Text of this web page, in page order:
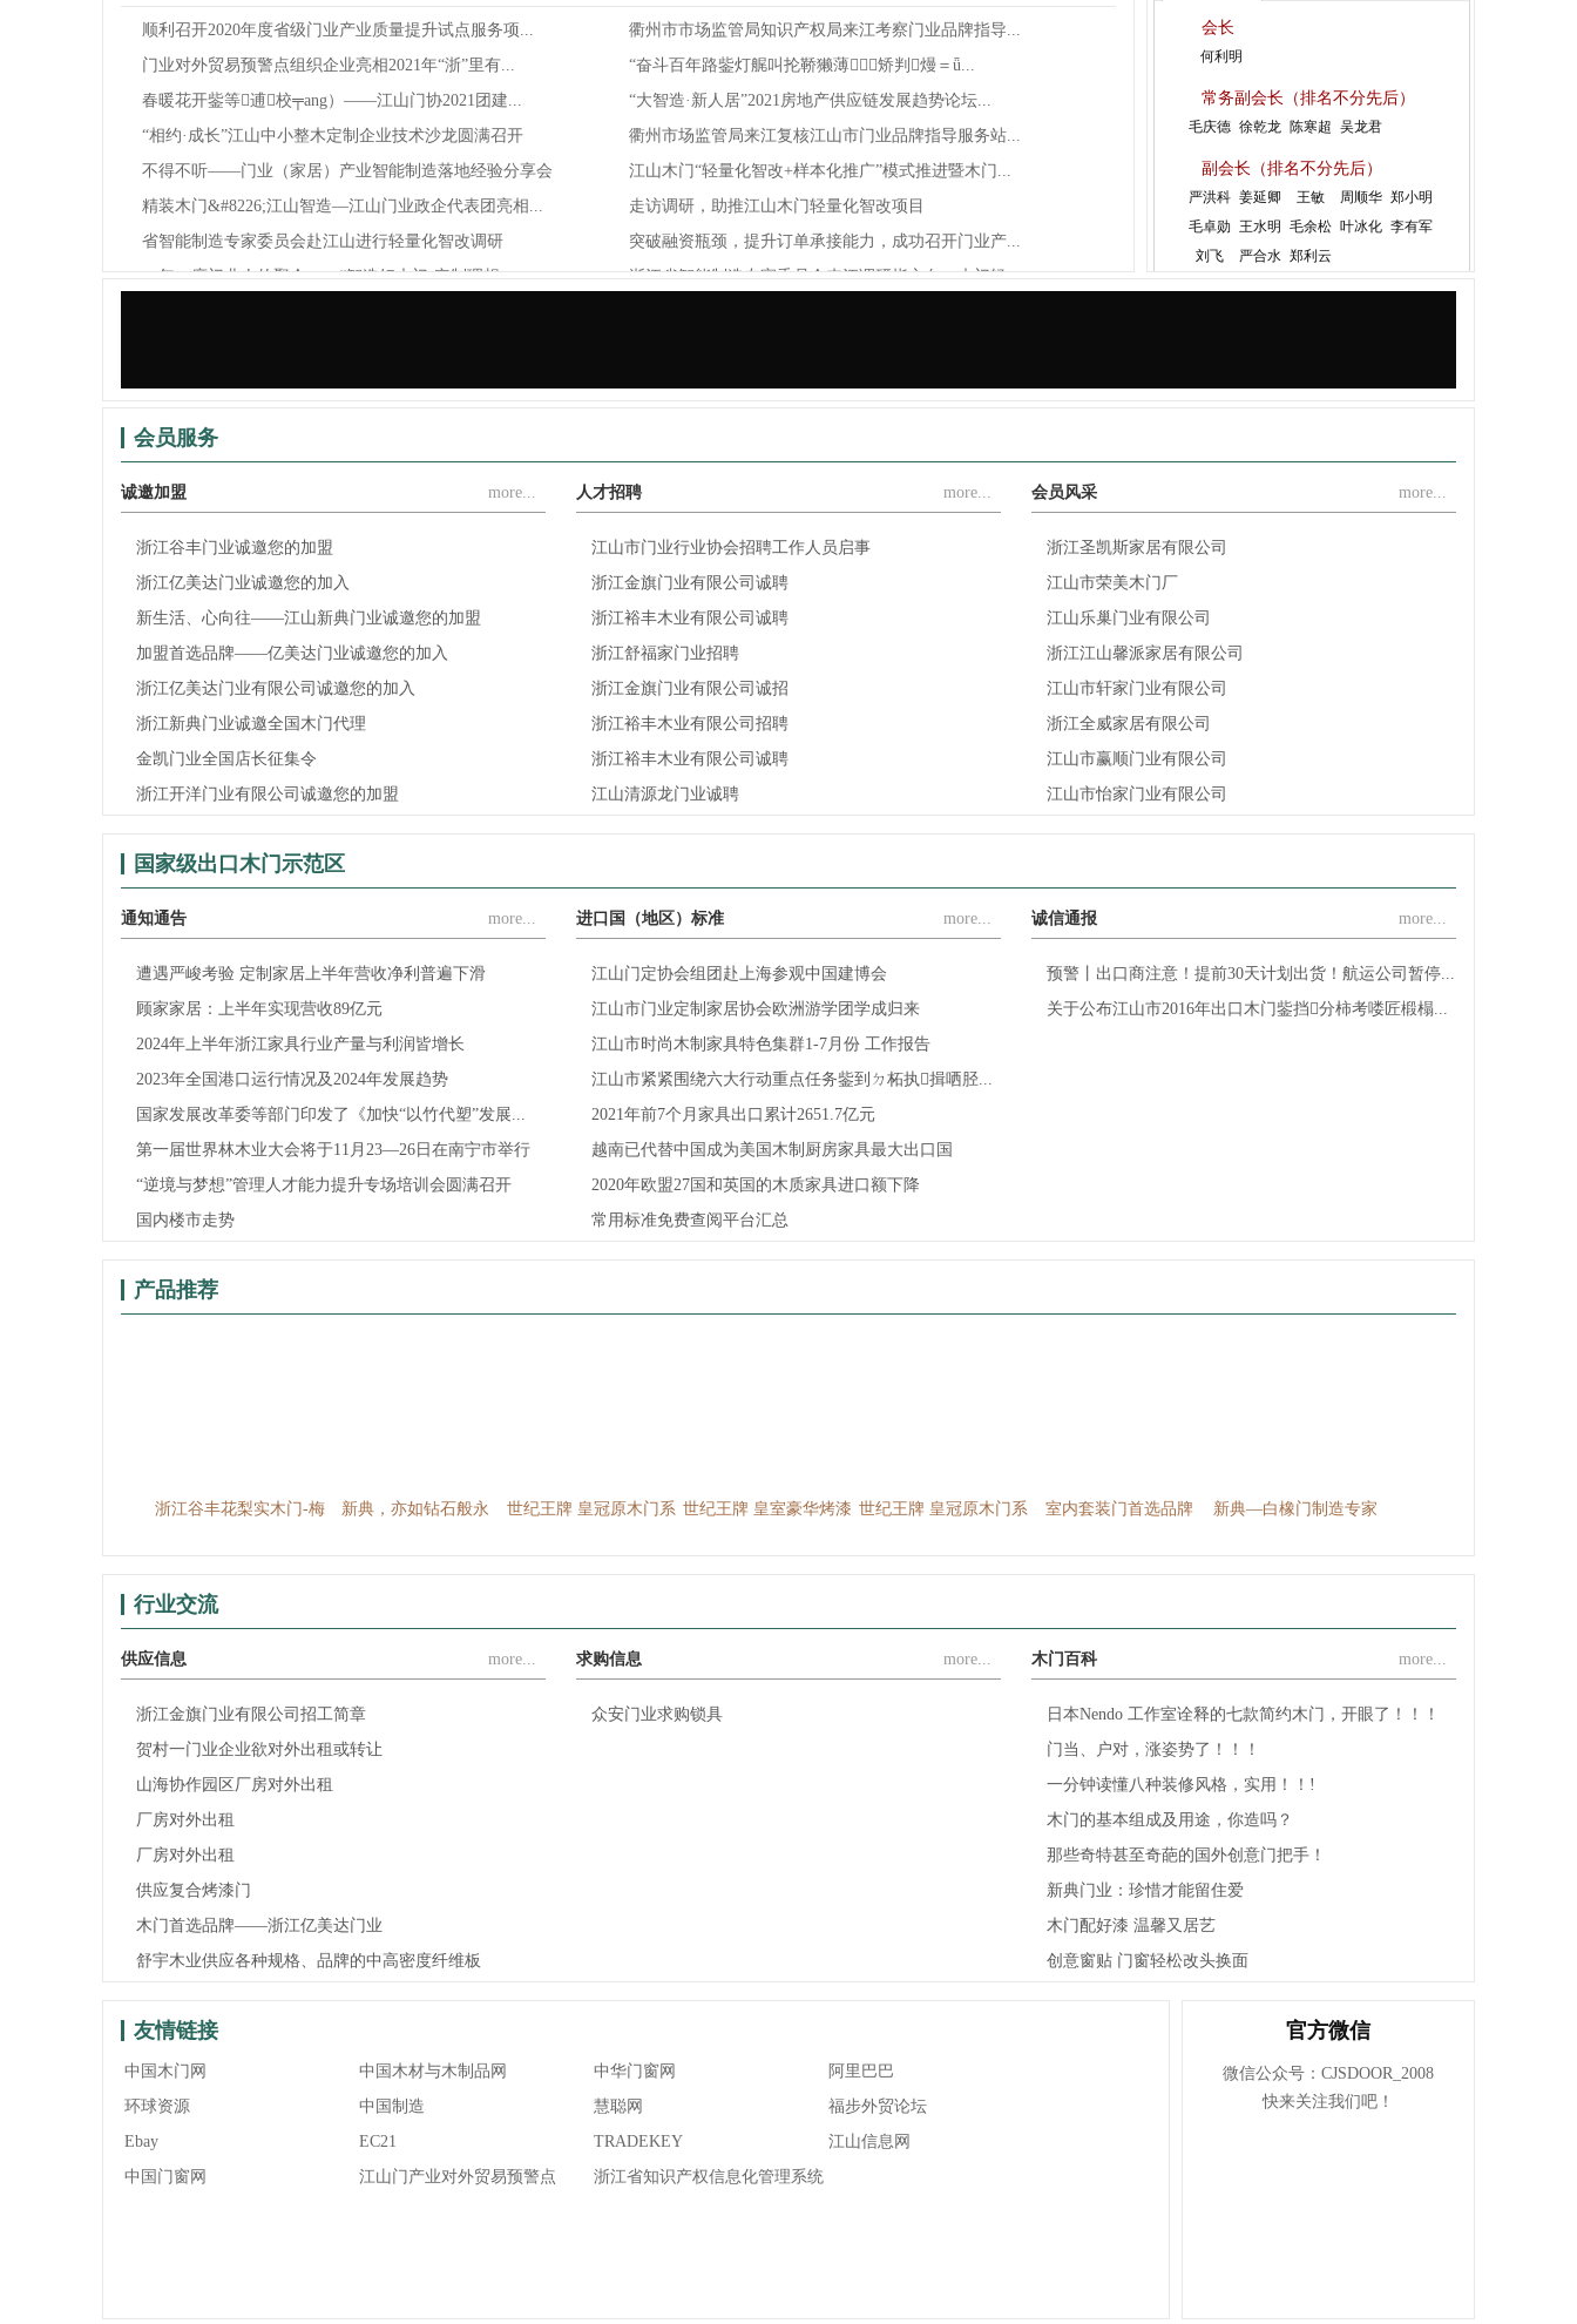
顺利召开2020年度省级门业产业质量提升试点服务项...
衢州市市场监管局知识产权局来江考察门业品牌指导...
门业对外贸易预警点组织企业亮相2021年“浙”里有...
“奋斗百年路鈭灯艉叫抡鞒獭薄矫判熳＝ǖ...
春暖花开鈭等逋校╤ang）——江山门协2021团建...
“大智造·新人居”2021房地产供应链发展趋势论坛...
“相约·成长”江山中小整木定制企业技术沙龙圆满召开
衢州市场监管局来江复核江山市门业品牌指导服务站...
不得不听——门业（家居）产业智能制造落地经验分享会
江山木门“轻量化智改+样本化推广”模式推进暨木门...
精装木门&#8226;江山智造—江山门业政企代表团亮相...
走访调研，助推江山木门轻量化智改项目
省智能制造专家委员会赴江山进行轻量化智改调研
突破融资瓶颈，提升订单承接能力，成功召开门业产...
一年一度门业人的聚会——“智造好木门·定制理想...
浙江省智能制造专家委员会来江调研指方向：木门轻...
会长
何利明
常务副会长（排名不分先后）
毛庆德 徐乾龙 陈寒超 吴龙君
副会长（排名不分先后）
严洪科 姜延卿 王敏 周顺华 郑小明
毛卓勋 王水明 毛余松 叶冰化 李有军
刘飞
严合水 郑利云
会员服务
诚邀加盟 more...
浙江谷丰门业诚邀您的加盟
浙江亿美达门业诚邀您的加入
新生活、心向往——江山新典门业诚邀您的加盟
加盟首选品牌——亿美达门业诚邀您的加入
浙江亿美达门业有限公司诚邀您的加入
浙江新典门业诚邀全国木门代理
金凯门业全国店长征集令
浙江开洋门业有限公司诚邀您的加盟
人才招聘 more...
江山市门业行业协会招聘工作人员启事
浙江金旗门业有限公司诚聘
浙江裕丰木业有限公司诚聘
浙江舒福家门业招聘
浙江金旗门业有限公司诚招
浙江裕丰木业有限公司招聘
浙江裕丰木业有限公司诚聘
江山清源龙门业诚聘
会员风采 more...
浙江清源龙家居有限公司
江山沁园春家居有限公司
江山市金派门业有限公司
江山市嘉启富门业有限公司
江山多美歌门业装饰有限公司
江山百家旺门业有限责任公司
浙江安若家居有限公司
浙江雅迪乐木业有限公司
江山金纳福门业有限公司
浙江圣凯斯家居有限公司
江山市荣美木门厂
江山乐巢门业有限公司
浙江江山馨派家居有限公司
江山市轩家门业有限公司
浙江全威家居有限公司
江山市赢顺门业有限公司
江山市怡家门业有限公司
江山市君瑞门业有限公司
浙江杉迪门业有限公司
江山市众安门业有限公司
浙江欧嘉门业有限公司
江山六六福门业有限公司
浙江江山润安门业有限公司
江山市奥斯曼门业有限公司
浙江永恒门业有限公司
浙江名雅居木业有限公司
浙江金旗门业有限公司
浙江裕丰木业有限公司
浙江舒福家门业有限公司
国家级出口木门示范区
通知通告 more...
遭遇严峻考验 定制家居上半年营收净利普遍下滑
顾家家居：上半年实现营收89亿元
2024年上半年浙江家具行业产量与利润皆增长
2023年全国港口运行情况及2024年发展趋势
国家发展改革委等部门印发了《加快“以竹代塑”发展...
第一届世界林木业大会将于11月23—26日在南宁市举行
“逆境与梦想”管理人才能力提升专场培训会圆满召开
国内楼市走势
进口国（地区）标准 more...
江山门定协会组团赴上海参观中国建博会
江山市门业定制家居协会欧洲游学团学成归来
江山市时尚木制家具特色集群1-7月份 工作报告
江山市紧紧围绕六大行动重点任务鈭到ㄉ柘执揖哂胫...
2021年前7个月家具出口累计2651.7亿元
越南已代替中国成为美国木制厨房家具最大出口国
2020年欧盟27国和英国的木质家具进口额下降
常用标准免费查阅平台汇总
诚信通报 more...
预警丨出口商注意！提前30天计划出货！航运公司暂停...
关于公布江山市2016年出口木门鈭挡分柿考喽匠椴榻...
产品推荐
浙江谷丰花梨实木门-梅
新典，亦如钻石般永
世纪王牌 皇冠原木门系 世纪王牌 皇室豪华烤漆 世纪王牌 皇冠原木门系
室内套装门首选品牌
新典—白橡门制造专家
行业交流
供应信息 more...
浙江金旗门业有限公司招工简章
贺村一门业企业欲对外出租或转让
山海协作园区厂房对外出租
厂房对外出租
厂房对外出租
供应复合烤漆门
木门首选品牌——浙江亿美达门业
舒宇木业供应各种规格、品牌的中高密度纤维板
求购信息 more...
众安门业求购锁具
木门百科 more...
日本Nendo 工作室诠释的七款简约木门，开眼了！！！
门当、户对，涨姿势了！！！
一分钟读懂八种装修风格，实用！！!
木门的基本组成及用途，你造吗？
那些奇特甚至奇葩的国外创意门把手！
新典门业：珍惜才能留住爱
木门配好漆 温馨又居艺
创意窗贴 门窗轻松改头换面
友情链接
中国木门网 中国木材与木制品网 中华门窗网
阿里巴巴
环球资源
中国制造 慧聪网
福步外贸论坛
Ebay
EC21 TRADEKEY
江山信息网
中国门窗网
江山门产业对外贸易预警点 浙江省知识产权信息化管理系统
官方微信
微信公众号：CJSDOOR_2008
快来关注我们吧！